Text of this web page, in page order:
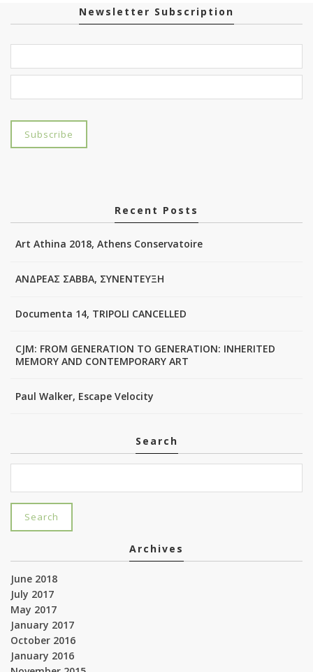
Newsletter Subscription
Recent Posts
Art Athina 2018, Athens Conservatoire
ΑΝΔΡΕΑΣ ΣΑΒΒΑ, ΣΥΝΕΝΤΕΥΞΗ
Documenta 14, TRIPOLI CANCELLED
CJM: FROM GENERATION TO GENERATION: INHERITED
MEMORY AND CONTEMPORARY ART
Paul Walker, Escape Velocity
Search
Archives
June 2018
July 2017
May 2017
January 2017
October 2016
January 2016